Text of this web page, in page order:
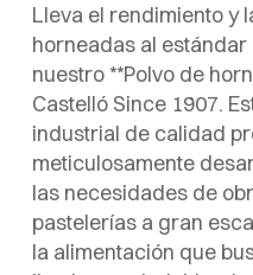
Lleva el rendimiento y
horneadas al
nuestro **Polvo de
Castelló Since 1907.
industrial de calidad
meticulosamente
las necesidades de
pastelerías a gran
la alimentación que